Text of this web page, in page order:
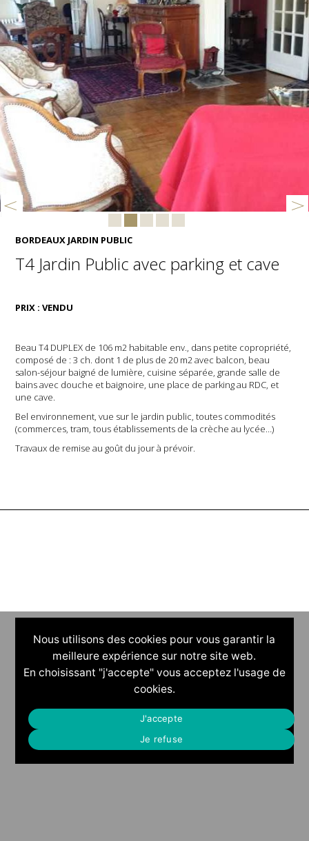
BORDEAUX JARDIN PUBLIC
T4 Jardin Public avec parking et cave
PRIX : VENDU
Beau T4 DUPLEX de 106 m2 habitable env., dans petite copropriété,
composé de : 3 ch. dont 1 de plus de 20 m2 avec balcon, beau
salon-séjour baigné de lumière, cuisine séparée, grande salle de
bains avec douche et baignoire, une place de parking au RDC, et
une cave.
Bel environnement, vue sur le jardin public, toutes commodités
(commerces, tram, tous établissements de la crèche au lycée…)
Travaux de remise au goût du jour à prévoir.
Nous utilisons des cookies pour vous garantir la
meilleure expérience sur notre site web.
En choisissant "j'accepte" vous acceptez l'usage de
cookies.
J'accepte
Je refuse